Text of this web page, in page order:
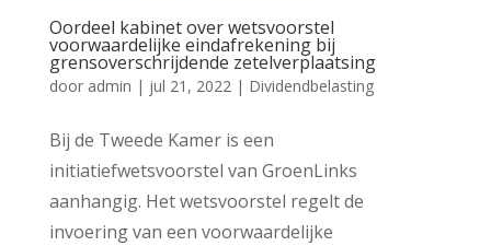
Oordeel kabinet over wetsvoorstel
voorwaardelijke eindafrekening bij
grensoverschrijdende zetelverplaatsing
door admin | jul 21, 2022| Dividendbelasting
Bij de Tweede Kamer is een
initiatiefwetsvoorstel van GroenLinks
aanhangig. Het wetsvoorstel regelt de
invoering van een voorwaardelijke